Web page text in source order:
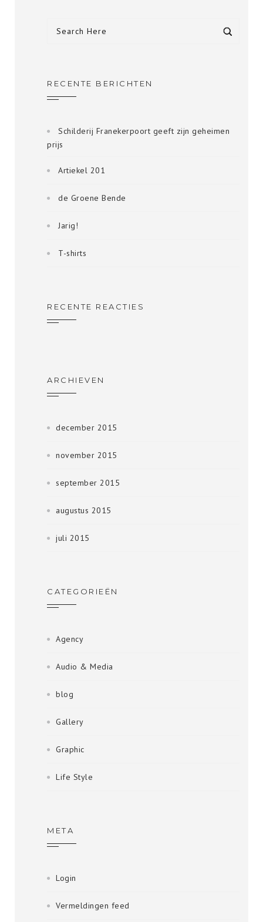
RECENTE BERICHTEN
Schilderij Franekerpoort geeft zijn geheimen
prijs
Artiekel 201
de Groene Bende
Jarig!
T-shirts
RECENTE REACTIES
ARCHIEVEN
december 2015
november 2015
september 2015
augustus 2015
juli 2015
CATEGORIEËN
Agency
Audio & Media
blog
Gallery
Graphic
Life Style
META
Login
Vermeldingen feed